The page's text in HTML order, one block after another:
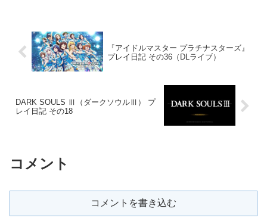
『アイドルマスター プラチナスターズ』
プレイ日記 その36（DLライブ）
DARK SOULS Ⅲ（ダークソウルⅢ） プ
レイ日記 その18
コメント
コメントを書き込む